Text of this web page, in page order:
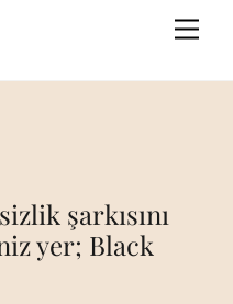
şarkısını
yer; Black